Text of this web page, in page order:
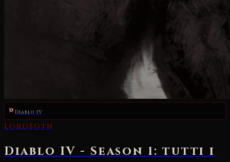
Diablo IV
LordSoth
Diablo IV - Season 1: tutti i